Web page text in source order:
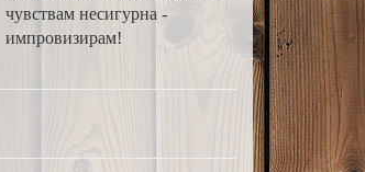
чувствам несигурна -
импровизирам!